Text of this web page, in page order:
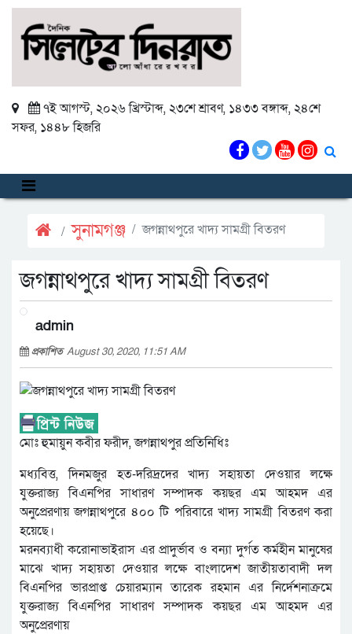
৭ই আগস্ট, ২০২৬ খ্রিস্টাব্দ, ২৩শে শ্রাবণ, ১৪৩৩ বঙ্গাব্দ, ২৪শে
সফর, ১৪৪৮ হিজরি
সুনামগঞ্জ জগন্নাথপুরে খাদ্য সামগ্রী বিতরণ
জগন্নাথপুরে খাদ্য সামগ্রী বিতরণ
admin
প্রকাশিতAugust 30, 2020, 11:51 AM
মোঃ হুমায়ুন কবীর ফরীদ, জগন্নাথপুর প্রতিনিধিঃ
মধ্যবিত্ত, দিনমজুর হত-দরিদ্রদের খাদ্য সহায়তা দেওয়ার লক্ষে
যুক্তরাজ্য বিএনপির সাধারণ সম্পাদক কয়ছর এম আহমদ এর
অনুপ্রেরণায় জগন্নাথপুরে ৪০০ টি পরিবারে খাদ্য সামগ্রী বিতরণ করা
হয়েছে।
মরনব্যাধী করোনাভাইরাস এর প্রাদুর্ভাব ও বন্যা দুর্গত কর্মহীন মানুষের
মাঝে খাদ্য সহায়তা দেওয়ার লক্ষে বাংলাদেশ জাতীয়তাবাদী দল
বিএনপির ভারপ্রাপ্ত চেয়ারম্যান তারেক রহমান এর নির্দেশনাক্রমে
যুক্তরাজ্য বিএনপির সাধারণ সম্পাদক কয়ছর এম আহমদ এর
অনুপ্রেরণায়